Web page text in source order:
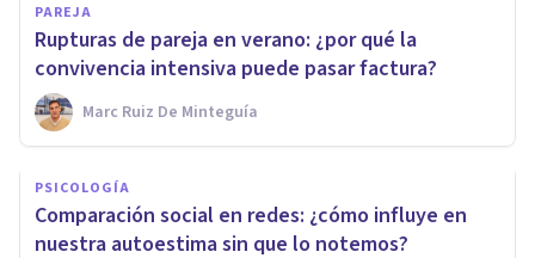
PAREJA
Rupturas de pareja en verano: ¿por qué la
convivencia intensiva puede pasar factura?
Marc Ruiz De Minteguía
PSICOLOGÍA
Comparación social en redes: ¿cómo influye en
nuestra autoestima sin que lo notemos?